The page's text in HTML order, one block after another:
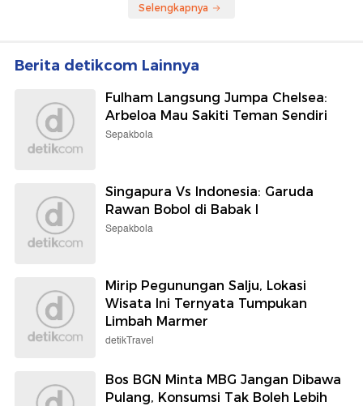
Selengkapnya
Berita detikcom Lainnya
Fulham Langsung Jumpa Chelsea:
Arbeloa Mau Sakiti Teman Sendiri
Sepakbola
Singapura Vs Indonesia: Garuda
Rawan Bobol di Babak I
Sepakbola
Mirip Pegunungan Salju, Lokasi
Wisata Ini Ternyata Tumpukan
Limbah Marmer
detikTravel
Bos BGN Minta MBG Jangan Dibawa
Pulang, Konsumsi Tak Boleh Lebih